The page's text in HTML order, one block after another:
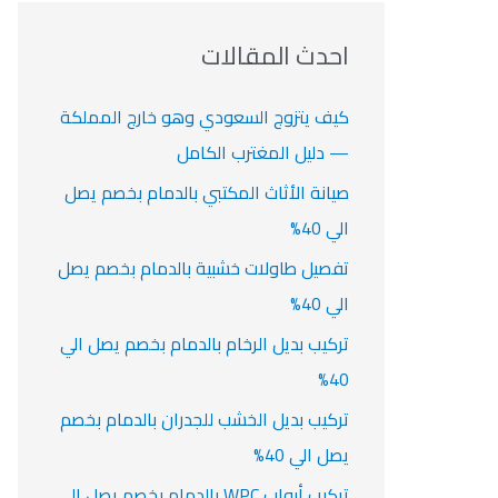
ث
ن
:
احدث المقالات
كيف يتزوج السعودي وهو خارج المملكة
— دليل المغترب الكامل
صيانة الأثاث المكتبي بالدمام بخصم يصل
الي 40%
تفصيل طاولات خشبية بالدمام بخصم يصل
الي 40%
تركيب بديل الرخام بالدمام بخصم يصل الي
40%
تركيب بديل الخشب للجدران بالدمام بخصم
يصل الي 40%
ت